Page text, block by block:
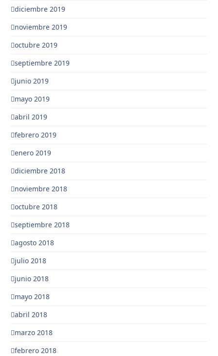
diciembre 2019
noviembre 2019
octubre 2019
septiembre 2019
junio 2019
mayo 2019
abril 2019
febrero 2019
enero 2019
diciembre 2018
noviembre 2018
octubre 2018
septiembre 2018
agosto 2018
julio 2018
junio 2018
mayo 2018
abril 2018
marzo 2018
febrero 2018